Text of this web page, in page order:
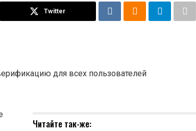
Twitter
для всех пользователей
Читайте так-же: